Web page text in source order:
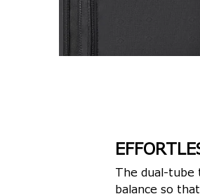
The dual-tube
balance so